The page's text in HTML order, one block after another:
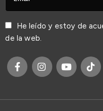
He leído y estoy de
de la web.